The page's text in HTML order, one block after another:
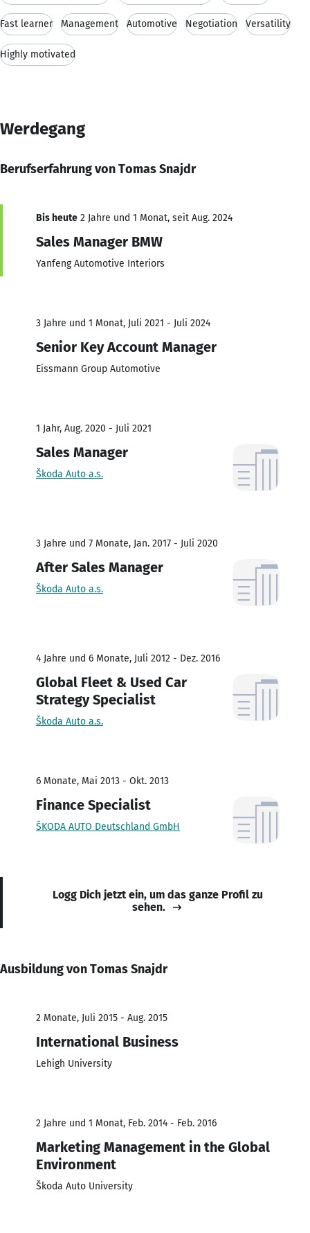
Fast learner Management Automotive Negotiation Versatility
Highly motivated
Werdegang
Berufserfahrung von Tomas Snajdr
Bis heute 2 Jahre und 1 Monat, seit Aug. 2024
Sales Manager BMW
Yanfeng Automotive Interiors
3 Jahre und 1 Monat, Juli 2021 - Juli 2024
Senior Key Account Manager
Eissmann Group Automotive
1 Jahr, Aug. 2020 - Juli 2021
Sales Manager
Škoda Auto a.s.
3 Jahre und 7 Monate, Jan. 2017 - Juli 2020
After Sales Manager
Škoda Auto a.s.
4 Jahre und 6 Monate, Juli 2012 - Dez. 2016
Global Fleet & Used Car
Strategy Specialist
Škoda Auto a.s.
6 Monate, Mai 2013 - Okt. 2013
Finance Specialist
ŠKODA AUTO Deutschland GmbH
Logg Dich jetzt ein, um das ganze Profil zu
sehen.
Ausbildung von Tomas Snajdr
2 Monate, Juli 2015 - Aug. 2015
International Business
Lehigh University
2 Jahre und 1 Monat, Feb. 2014 - Feb. 2016
Marketing Management in the Global
Environment
Škoda Auto University